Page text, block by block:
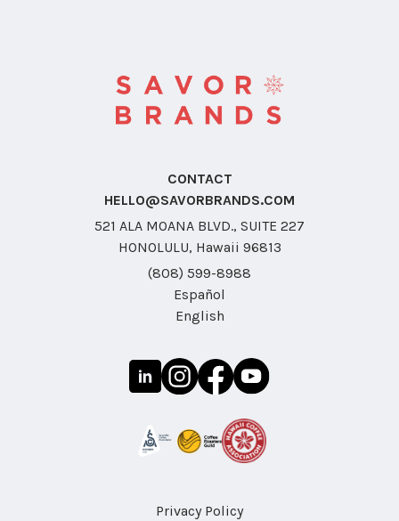
CONTACT
HELLO@SAVORBRANDS.COM
521 ALA MOANA BLVD., SUITE 227
HONOLULU, Hawaii 96813
(808) 599-8988
Español
English
Privacy Policy